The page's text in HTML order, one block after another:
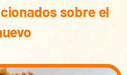
sobre el